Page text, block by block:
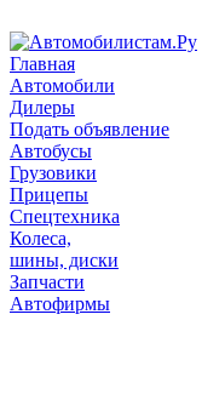
Главная
Автомобили
Дилеры
Подать объявление
Автобусы
Грузовики
Прицепы
Спецтехника
Колеса,
шины, диски
Запчасти
Автофирмы